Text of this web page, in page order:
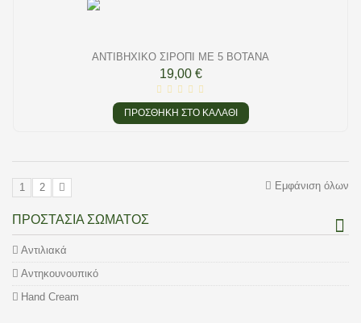
ΑΝΤΙΒΗΧΙΚΌ ΣΙΡΌΠΙ ΜΕ 5 ΒΌΤΑΝΑ
19,00 €
ΠΡΟΣΘΉΚΗ ΣΤΟ ΚΑΛΆΘΙ
Εμφάνιση όλων
1 2
ΠΡΟΣΤΑΣΊΑ ΣΏΜΑΤΟΣ
Αντιλιακά
Αντηκουνουπικό
Hand Cream